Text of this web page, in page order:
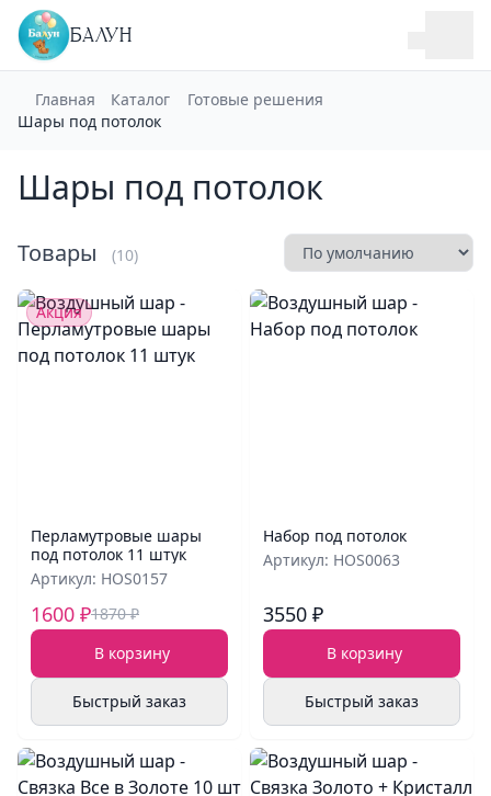
БАЛУН
Главная Каталог
Готовые решения
Шары под потолок
Шары под потолок
Товары (10)
Акция
Перламутровые шары
под потолок 11 штук
Артикул: HOS0157
1600 ₽1870 ₽
В корзину
Быстрый заказ
Набор под потолок
Артикул: HOS0063
3550 ₽
В корзину
Быстрый заказ